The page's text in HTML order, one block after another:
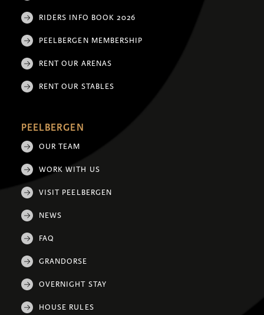
RIDERS INFO BOOK 2026
PEELBERGEN MEMBERSHIP
RENT OUR ARENAS
RENT OUR STABLES
PEELBERGEN
OUR TEAM
WORK WITH US
VISIT PEELBERGEN
NEWS
FAQ
GRANDORSE
OVERNIGHT STAY
HOUSE RULES